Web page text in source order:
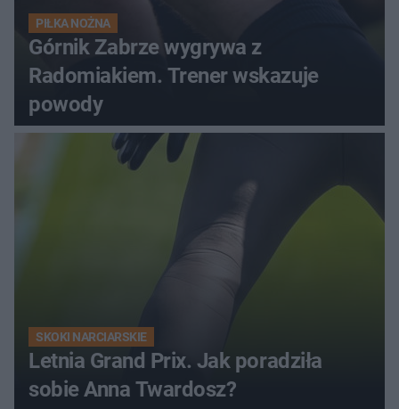
PIŁKA NOŻNA
Górnik Zabrze wygrywa z
Radomiakiem. Trener wskazuje
powody
SKOKI NARCIARSKIE
Letnia Grand Prix. Jak poradziła
sobie Anna Twardosz?